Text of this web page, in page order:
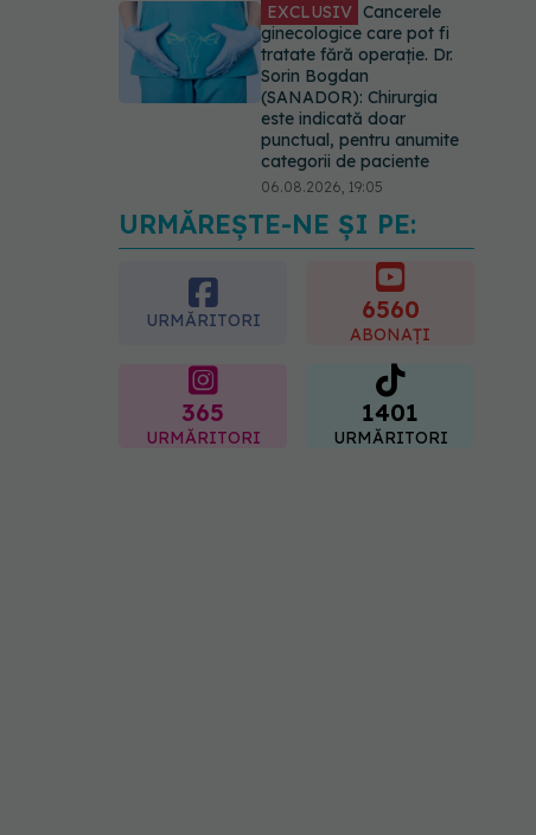
EXCLUSIV Cancerele
ginecologice care pot fi
tratate fără operație. Dr.
Sorin Bogdan
(SANADOR): Chirurgia
este indicată doar
punctual, pentru anumite
categorii de paciente
06.08.2026, 19:05
EXCLUSIV Brahiterapie
vs radioterapie externă în
cancerul ginecologic. Dr.
Sorin Bogdan (SANADOR)
explică diferența și cum
acționează tratamentul
URMĂREȘTE-NE ȘI PE:
URMĂRITORI 6560
ABONAȚI
365
URMĂRITORI
1401
URMĂRITORI